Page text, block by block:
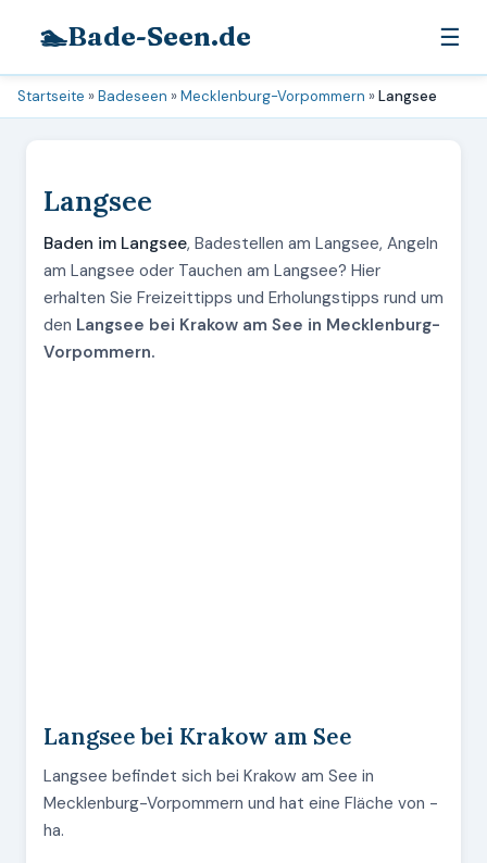
🏊Bade-Seen.de ☰
Startseite »Badeseen »Mecklenburg-Vorpommern »Langsee
Langsee
Baden im Langsee, Badestellen am Langsee, Angeln
am Langsee oder Tauchen am Langsee? Hier
erhalten Sie Freizeittipps und Erholungstipps rund um
den Langsee bei Krakow am See in Mecklenburg-
Vorpommern.
Langsee bei Krakow am See
Langsee befindet sich bei Krakow am See in
Mecklenburg-Vorpommern und hat eine Fläche von -
ha.